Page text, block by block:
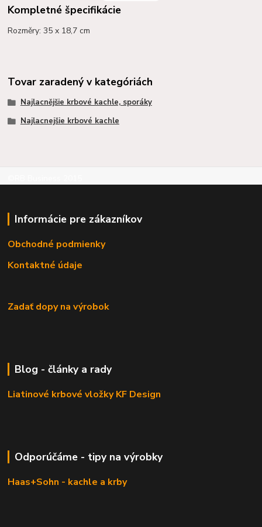
Kompletné špecifikácie
Rozměry: 35 x 18,7 cm
Tovar zaradený v kategóriách
Najlacnějšie krbové kachle, sporáky
Najlacnejšie krbové kachle
Informácie pre zákazníkov
Obchodné podmienky
Kontaktné údaje
Zadať dopy na výrobok
Blog - články a rady
Liatinové krbové vložky KF Design
Odporúčáme - tipy na výrobky
Haas+Sohn - kachle a krby